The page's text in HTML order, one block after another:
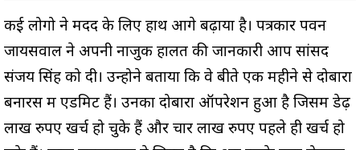
कई लोगो ने मदद के लिए हाथ आगे बढ़ाया है। पत्रकार पवन
जायसवाल ने अपनी नाजुक हालत की जानकारी आप सांसद
संजय सिंह को दी। उन्होने बताया कि वे बीते एक महीने से दोबारा
बनारस में एडमिट हैं। उनका दोबारा ऑपरेशन हुआ है जिसमें डेढ़
लाख रुपए खर्च हो चुके हैं और चार लाख रुपए पहले ही खर्च हो